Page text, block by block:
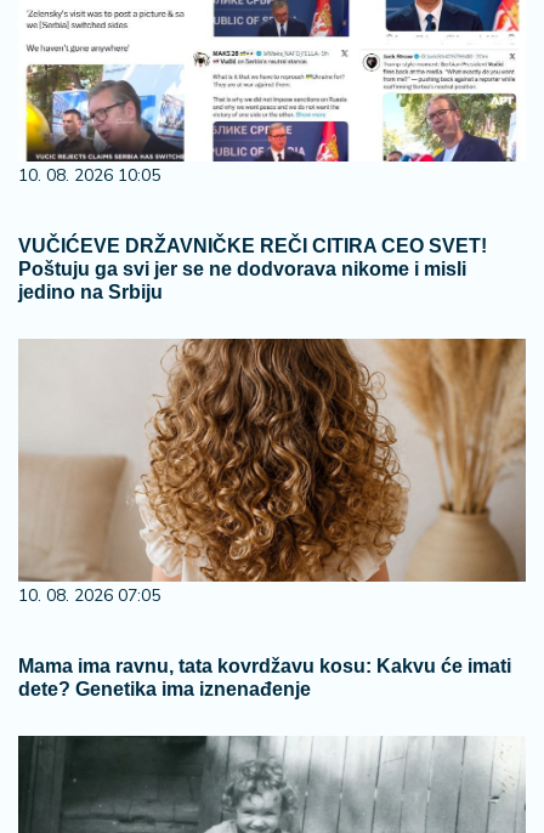
10. 08. 2026 10:05
VUČIĆEVE DRŽAVNIČKE REČI CITIRA CEO SVET!
Poštuju ga svi jer se ne dodvorava nikome i misli
jedino na Srbiju
10. 08. 2026 07:05
Mama ima ravnu, tata kovrdžavu kosu: Kakvu će imati
dete? Genetika ima iznenađenje